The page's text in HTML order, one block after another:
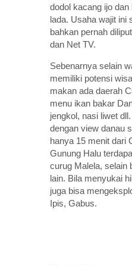
dodol kacang ijo
lada. Usaha wajit ini
bahkan pernah
dan Net TV.
Sebenarnya selain
memiliki potensi
makan ada daerah
menu ikan bakar
jengkol, nasi liwet
dengan view danau
hanya 15 menit dari
Gunung Halu
curug Malela, selain
lain. Bila menyukai
juga bisa
Ipis, Gabus.